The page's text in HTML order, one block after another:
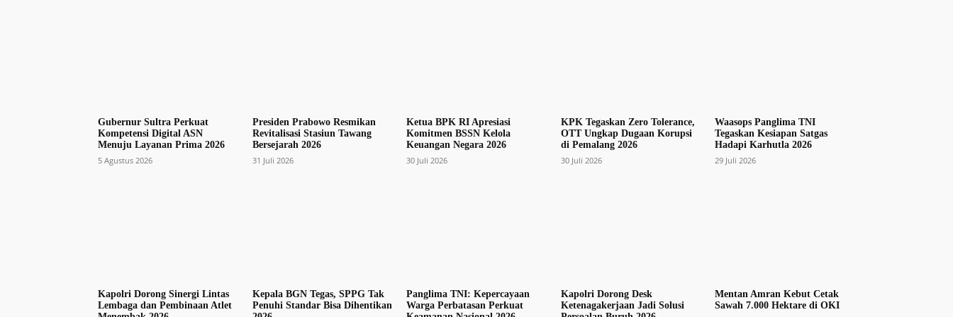
Gubernur Sultra Perkuat
Kompetensi Digital ASN
Menuju Layanan Prima 2026
5 Agustus 2026
Presiden Prabowo Resmikan
Revitalisasi Stasiun Tawang
Bersejarah 2026
31 Juli 2026
Ketua BPK RI Apresiasi
Komitmen BSSN Kelola
Keuangan Negara 2026
30 Juli 2026
KPK Tegaskan Zero Tolerance,
OTT Ungkap Dugaan Korupsi
di Pemalang 2026
30 Juli 2026
Waasops Panglima TNI
Tegaskan Kesiapan Satgas
Hadapi Karhutla 2026
29 Juli 2026
Kapolri Dorong Sinergi Lintas
Lembaga dan Pembinaan Atlet
Kepala BGN Tegas, SPPG Tak
Penuhi Standar Bisa Dihentikan
Panglima TNI: Kepercayaan
Warga Perbatasan Perkuat
Kapolri Dorong Desk
Ketenagakerjaan Jadi Solusi
Mentan Amran Kebut Cetak
Sawah 7.000 Hektare di OKI